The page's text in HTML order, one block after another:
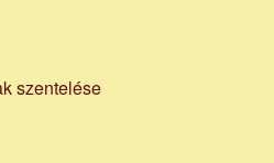
szentelése